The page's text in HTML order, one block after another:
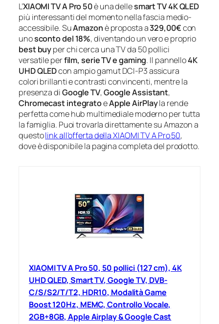
L’XIAOMI TV A Pro 50è una dellesmart TV 4K QLED
più interessanti del momento nella fascia medio-
accessibile. SuAmazonè proposta a329,00€con
unosconto del 18%, diventando un vero e proprio
best buyper chi cerca una TV da 50 pollici
versatile perfilm, serie TV e gaming. Il pannello4K
UHD QLEDcon ampio gamut DCI-P3 assicura
colori brillanti e contrasti convincenti, mentre la
presenza diGoogle TV,Google Assistant,
Chromecast integratoeApple AirPlayla rende
perfetta come hub multimediale moderno per tutta
la famiglia. Puoi trovarla direttamente su Amazon a
questolink all’offerta della XIAOMI TV A Pro 50,
dove è disponibile la pagina completa del prodotto.
XIAOMI TV A Pro 50, 50 pollici (127 cm), 4K
UHD QLED, Smart TV, Google TV, DVB-
C/S/S2/T/T2, HDR10, Modalità Game
Boost 120Hz, MEMC, Controllo Vocale,
2GB+8GB, Apple Airplay & Google Cast